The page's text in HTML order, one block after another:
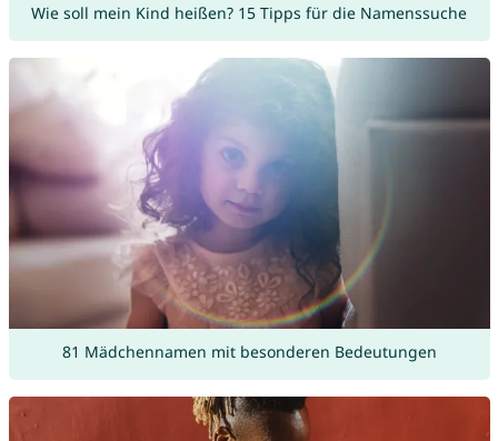
Wie soll mein Kind heißen? 15 Tipps für die Namenssuche
81 Mädchennamen mit besonderen Bedeutungen